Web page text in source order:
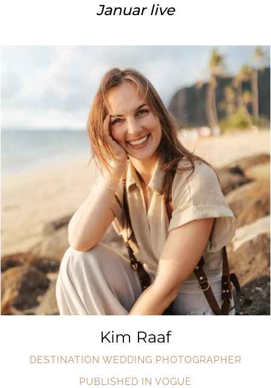
Januar live
Kim Raaf
DESTINATION WEDDING PHOTOGRAPHER
PUBLISHED IN VOGUE